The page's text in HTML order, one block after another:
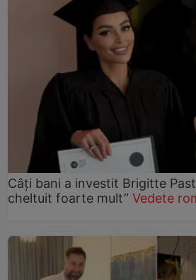
Câți bani a investit Brigitte
cheltuit foarte mult” Vedete